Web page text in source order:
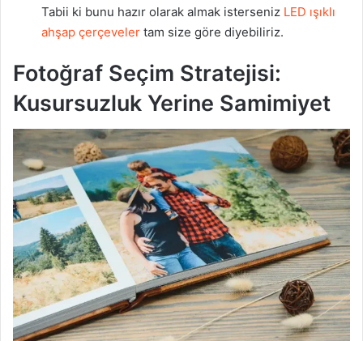
Tabii ki bunu hazır olarak almak isterseniz LED ışıklı
ahşap çerçeveler tam size göre diyebiliriz.
Fotoğraf Seçim Stratejisi:
Kusursuzluk Yerine Samimiyet